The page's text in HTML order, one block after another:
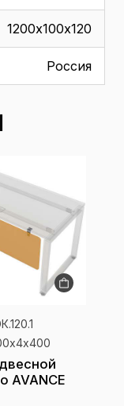
1200х100х120
Россия
AVANCE